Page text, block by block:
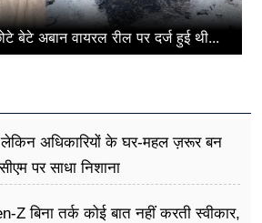
बेटे अबान वायरल रील पर दर्ज हुई थी...
लेकिन अधिकारियों के घर-महल ज़रूर बन
पर साधा​ निशाना
Z बिना तर्क कोई बात नहीं करती स्वीकार,